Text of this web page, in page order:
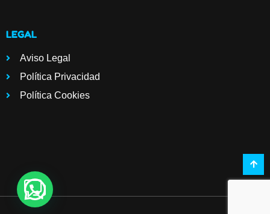
LEGAL
Aviso Legal
Política Privacidad
Política Cookies